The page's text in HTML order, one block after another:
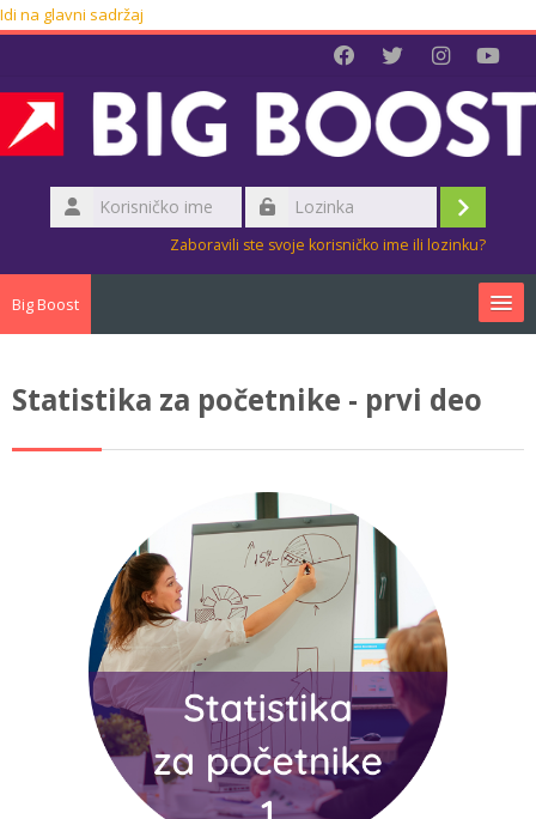
Idi na glavni sadržaj
Korisničko
ime
Prijava
Zaboravili ste svoje korisničko ime ili lozinku?
Big Boost
Srpski ‎(sr_lt)‎
Pretraži
kurseve
Statistika za početnike - prvi deo